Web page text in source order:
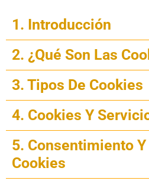
1. Introducción
2. ¿Qué Son Las
3. Tipos De Cookies
4. Cookies Y
5. Consentimiento
Cookies